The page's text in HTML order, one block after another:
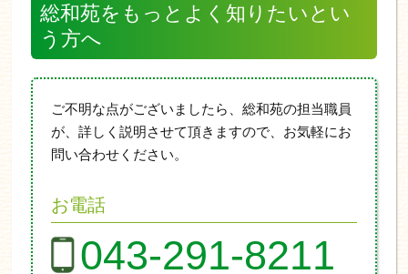
総和苑をもっとよく知りたいとい
う方へ
ご不明な点がございましたら、総和苑の担当職員
が、詳しく説明させて頂きますので、お気軽にお
問い合わせください。
お電話
043-291-8211